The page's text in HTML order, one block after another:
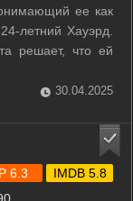
ее как
летний Хауэрд.
решает, что ей
из пистолета и
30.04.2025
6.3 IMDB 5.8